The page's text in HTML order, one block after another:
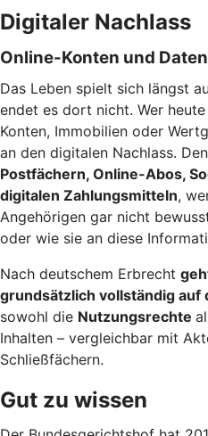
Digitaler Nachlass
Online-Konten und
Das Leben spielt sich längst
endet es dort nicht. Wer
Konten, Immobilien oder
an den digitalen Nachlass.
Postfächern, Online-Abos,
digitalen Zahlungsmitteln,
Angehörigen gar nicht
oder wie sie an diese
Nach deutschem Erbrecht
grundsätzlich vollständig auf
sowohl die Nutzungsrechte
Inhalten – vergleichbar mit
Schließfächern.
Gut zu wissen